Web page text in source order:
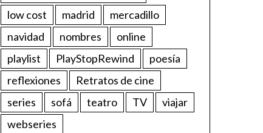
low cost
madrid
mercadillo
navidad
nombres
online
playlist
PlayStopRewind
poesía
reflexiones
Retratos de cine
series
sofá teatro TV
viajar
webseries